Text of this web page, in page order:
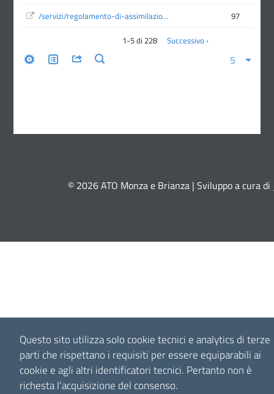
Questo sito utilizza solo cookie tecnici e analytics di terze
parti che rispettano i requisiti per essere equiparabili ai
cookie e agli altri identificatori tecnici. Pertanto non è
richesta l’acquisizione del consenso.
© 2026 ATO Monza e Brianza | Sviluppo a cura di